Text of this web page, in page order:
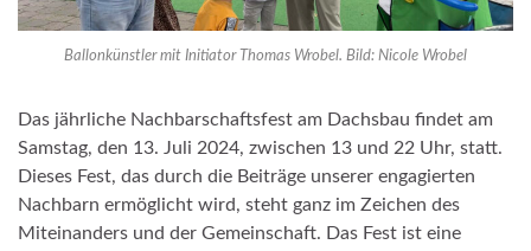
Ballonkünstler mit Initiator Thomas Wrobel. Bild: Nicole Wrobel
Das jährliche Nachbarschaftsfest am Dachsbau findet am
Samstag, den 13. Juli 2024, zwischen 13 und 22 Uhr, statt.
Dieses Fest, das durch die Beiträge unserer engagierten
Nachbarn ermöglicht wird, steht ganz im Zeichen des
Miteinanders und der Gemeinschaft. Das Fest ist eine